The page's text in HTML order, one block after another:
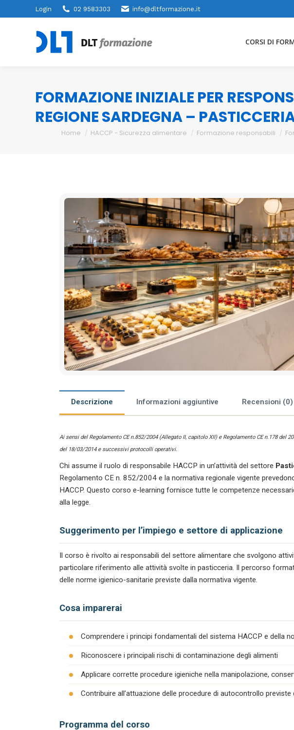
Login 02 9583303 info@dltformazione.it
CORSI DI
FORMAZIONE INIZIALE PER
REGIONE SARDEGNA –
You are here:
Home HACCP - Sicurezza alimentare Formazione responsabili
Descrizione Informazioni aggiuntive Recensioni (0)
Ai sensi del Regolamento CE n.852/2004 (Allegato II, capitolo XII) e Regolamento CE n.178 del
del 18/03/2014 e successivi protocolli operativi.
Chi assume il ruolo di responsabile HACCP in un’attività del settore
Regolamento CE n. 852/2004 e la normativa regionale vigente
HACCP. Questo corso e-learning fornisce tutte le competenze
alla legge.
Suggerimento per l’impiego e settore di applicazione
Il corso è rivolto ai responsabili del settore alimentare che svolgono
particolare riferimento alle attività svolte in pasticceria. Il percorso
delle norme igienico-sanitarie previste dalla normativa vigente.
Cosa imparerai
Comprendere i principi fondamentali del sistema HACCP e della
Riconoscere i principali rischi di contaminazione degli alimenti
Applicare corrette procedure igieniche nella manipolazione,
Contribuire all’attuazione delle procedure di autocontrollo previste
Programma del corso